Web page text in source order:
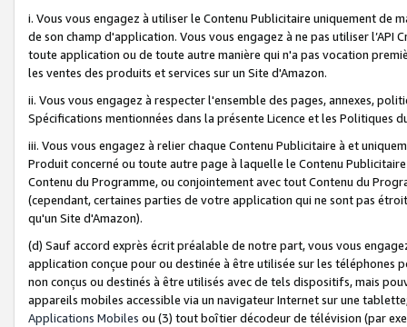
i. Vous vous engagez à utiliser le Contenu Publicitaire uniquement de
de son champ d'application. Vous vous engagez à ne pas utiliser l’API
toute application ou de toute autre manière qui n'a pas vocation
les ventes des produits et services sur un Site d'Amazon.
ii. Vous vous engagez à respecter l'ensemble des pages, annexes,
Spécifications mentionnées dans la présente Licence et les Politiques
iii. Vous vous engagez à relier chaque Contenu Publicitaire à et
Produit concerné ou toute autre page à laquelle le Contenu
Contenu du Programme, ou conjointement avec tout Contenu du
(cependant, certaines parties de votre application qui ne sont pas
qu'un Site d'Amazon).
(d) Sauf accord exprès écrit préalable de notre part, vous vous
application conçue pour ou destinée à être utilisée sur les téléphones
non conçus ou destinés à être utilisés avec de tels dispositifs, mais
appareils mobiles accessible via un navigateur Internet sur une
Applications Mobiles ou (3) tout boîtier décodeur de télévision (par